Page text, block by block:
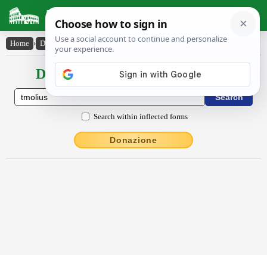
Latin Dictionary
Home › Declensions / Conjugations › Tmōlĭus
Declensions / Conjugations latin
Search within inflected forms
Donazione